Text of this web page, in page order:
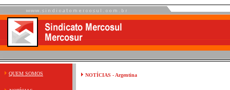
QUEM SOMOS NOTÍCIAS - Argentina